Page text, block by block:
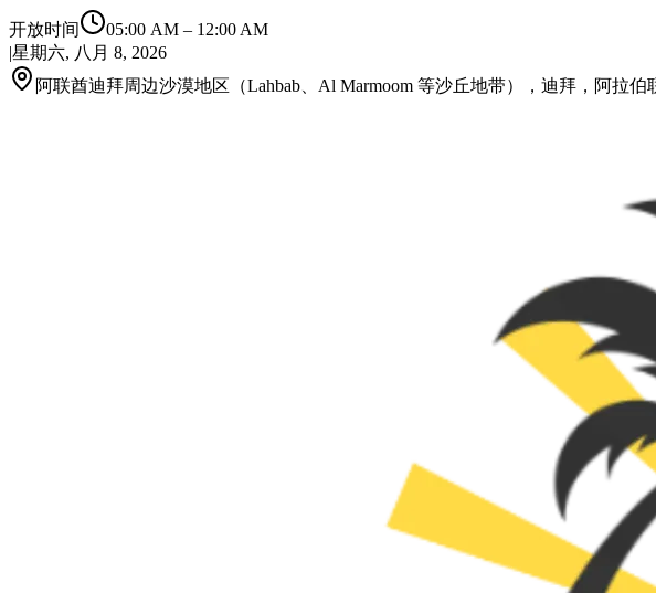
开放时间 05:00 AM – 12:00 AM
|星期六, 八月 8, 2026
阿联酋迪拜周边沙漠地区（Lahbab、Al Marmoom 等沙丘地带），迪拜，阿拉伯